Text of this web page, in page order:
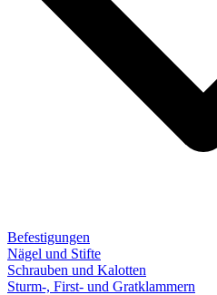
Befestigungen
Nägel und Stifte
Schrauben und Kalotten
Sturm-, First- und Gratklammern